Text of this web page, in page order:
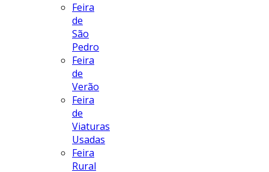
Feira
de
São
Pedro
Feira
de
Verão
Feira
de
Viaturas
Usadas
Feira
Rural